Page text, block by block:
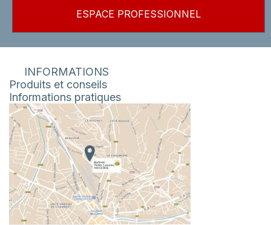
ESPACE PROFESSIONNEL
INFORMATIONS
Produits et conseils
Informations pratiques